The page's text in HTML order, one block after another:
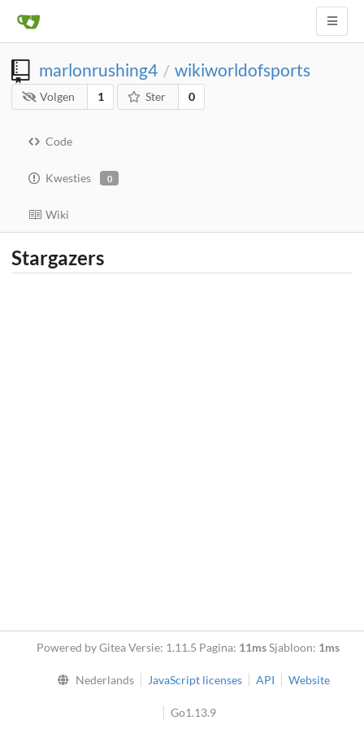
marlonrushing4 / wikiworldofsports
Volgen 1 Ster 0
Code
Kwesties 0
Wiki
Stargazers
Powered by Gitea Versie: 1.11.5 Pagina: 11msSjabloon: 1ms
Nederlands JavaScript licenses API Website
Go1.13.9